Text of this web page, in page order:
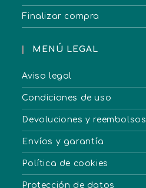
Finalizar compra
MENÚ LEGAL
Aviso legal
Condiciones de uso
Devoluciones y reembolsos
Envíos y garantía
Política de cookies
Protección de datos